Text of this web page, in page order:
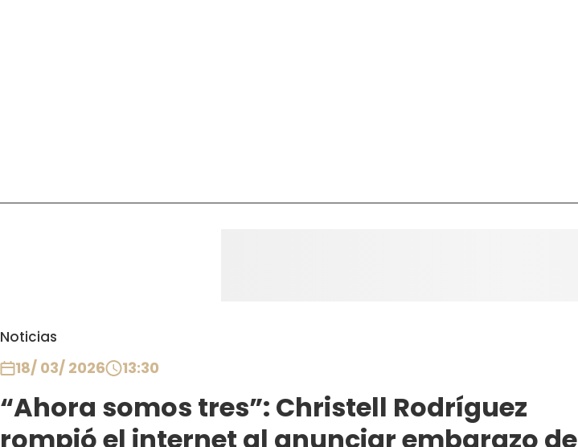
Noticias
18/ 03/ 2026 13:30
“Ahora somos tres”: Christell Rodríguez
rompió el internet al anunciar embarazo de